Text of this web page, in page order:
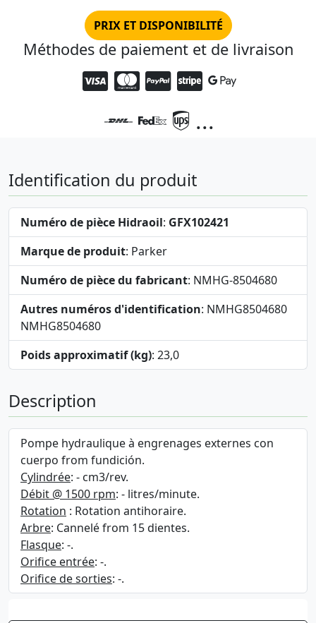
PRIX ET DISPONIBILITÉ
Méthodes de paiement et de livraison
...
Identification du produit
Numéro de pièce Hidraoil: GFX102421
Marque de produit: Parker
Numéro de pièce du fabricant: NMHG-8504680
Autres numéros d'identification: NMHG8504680
NMHG8504680
Poids approximatif (kg): 23,0
Description
Pompe hydraulique à engrenages externes con
cuerpo from fundición.
Cylindrée: - cm3/rev.
Débit @ 1500 rpm: - litres/minute.
Rotation : Rotation antihoraire.
Arbre: Cannelé from 15 dientes.
Flasque: -.
Orifice entrée: -.
Orifice de sorties: -.